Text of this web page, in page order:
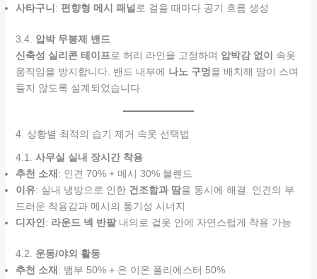
사타구니 : 편향형 메시 패널로 걸을 때마다 공기 흐름 생성
3.4. 압박 무봉제 밴드
신축성 실리콘 테이프로 허리 라인을 고정하며 압박감 없이
속옷
움직임을 방지합니다. 밴드 내부에 나노 구멍을 배치해 땀이 스며
들지 않도록 설계되었습니다.
4. 상황별 최적의 습기 제거 속옷 선택법
4.1. 사무실 실내 장시간 착용
추천 소재 : 인견 70% + 메시 30% 블렌드
이유: 실내 냉방으로 인한 건조함과 땀을 동시에 해결. 인견의 부
드러운 착용감과 메시의 통기성 시너지
디자인 : 라운드 넥 반팔내의로 겉옷 안에 자연스럽게 착용 가능
4.2. 운동/야외 활동
추천 소재 : 뱀부 50% + 은 이온 폴리에스터 50%